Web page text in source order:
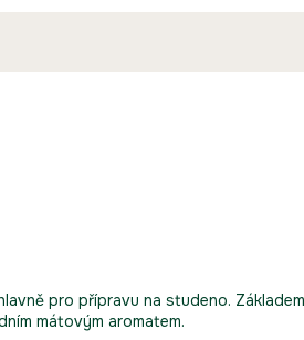
pro přípravu na studeno.
mátovým aromatem.